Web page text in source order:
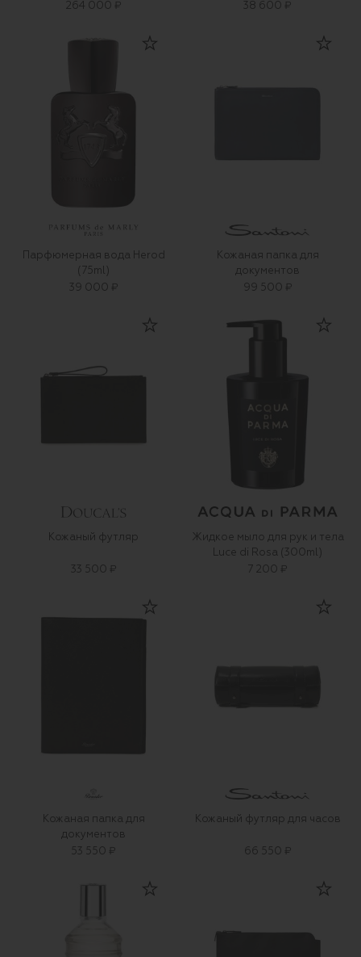
264 000 ₽
38 600 ₽
Парфюмерная вода Herod
(75ml)
39 000 ₽
Кожаная папка для
документов
99 500 ₽
Кожаный футляр
33 500 ₽
Жидкое мыло для рук и тела
Luce di Rosa (300ml)
7 200 ₽
Кожаная папка для
документов
53 550 ₽
Кожаный футляр для часов
66 550 ₽